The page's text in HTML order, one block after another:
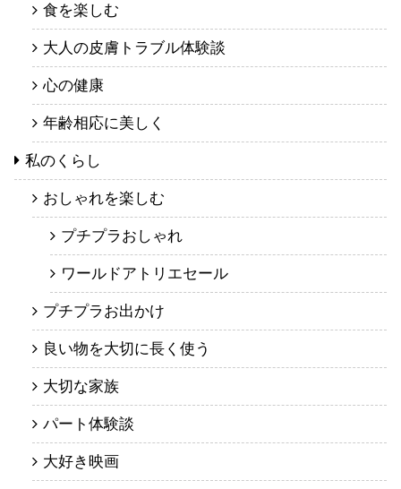
食を楽しむ
大人の皮膚トラブル体験談
心の健康
年齢相応に美しく
私のくらし
おしゃれを楽しむ
プチプラおしゃれ
ワールドアトリエセール
プチプラお出かけ
良い物を大切に長く使う
大切な家族
パート体験談
大好き映画